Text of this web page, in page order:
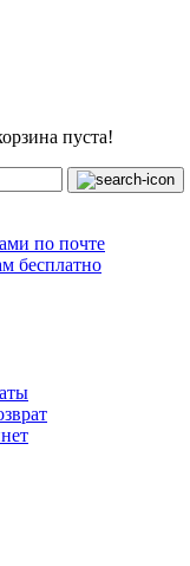
пуста!
по почте
бесплатно